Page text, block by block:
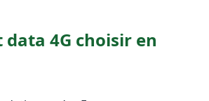
4G choisir en